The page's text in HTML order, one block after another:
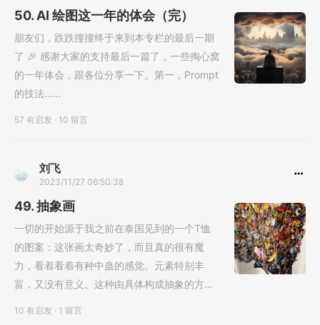
50. AI 绘图这一年的体会（完）
朋友们，跌跌撞撞终于来到本专栏的最后一期
了 🎉 感谢大家的支持最后一篇了，一些掏心窝
的一年体会，跟各位分享一下。第一，Prompt
的技法......
57 有启发 · 10 留言
刘飞
2023/11/27 06:50:38
49. 抽象画
一切的开始源于我之前在泰国见到的一个T恤
的图案：这张画太奇妙了，而且真的很有魔
力，看着看着有种中蛊的感觉。元素特别丰
富，又没有意义。这种由具体构成抽象的方式
10 有启发 · 1 留言